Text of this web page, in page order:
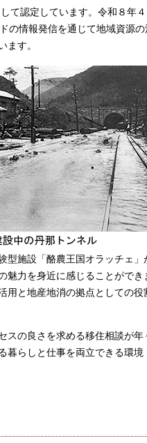
認定しています。令和８年４
の情報発信を通じて地域資源の
ます。
施設「酪農王国オラッチェ」
魅力を身近に感じることができ
用と地産地消の拠点としての役
の良さを求める移住相談が年
暮らしと仕事を両立できる環境